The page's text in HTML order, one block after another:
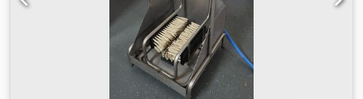
factura con el IVA desglosado. Nuestro servicio de equipos
usados para usted: - 6 meses de garantía en todas las
piezas eléctricas, limitada a la sustitución de las piezas
defectuosas, sin incluir costes de desmontaje y montaje -
Equipos de marcas premium a precios justos -
Reacondicionamiento profesional / inspección y limpieza